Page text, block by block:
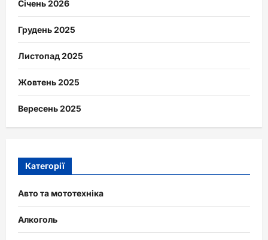
Січень 2026
Грудень 2025
Листопад 2025
Жовтень 2025
Вересень 2025
Категорії
Авто та мототехніка
Алкоголь